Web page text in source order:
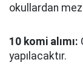
okullardan
10 komi alımı:
yapılacaktır.